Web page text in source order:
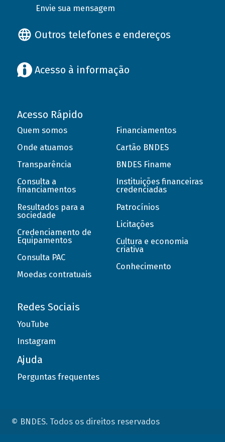
Envie sua mensagem
Outros telefones e endereços
Acesso à informação
Acesso Rápido
Quem somos
Onde atuamos
Transparência
Consulta a
financiamentos
Resultados para a
sociedade
Credenciamento de
Equipamentos
Consulta PAC
Moedas contratuais
Financiamentos
Cartão BNDES
BNDES Finame
Instituições financeiras
credenciadas
Patrocínios
Licitações
Cultura e economia
criativa
Conhecimento
Redes Sociais
YouTube
Instagram
Ajuda
Perguntas frequentes
© BNDES. Todos os direitos reservados